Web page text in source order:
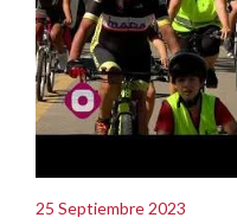
25 Septiembre 2023